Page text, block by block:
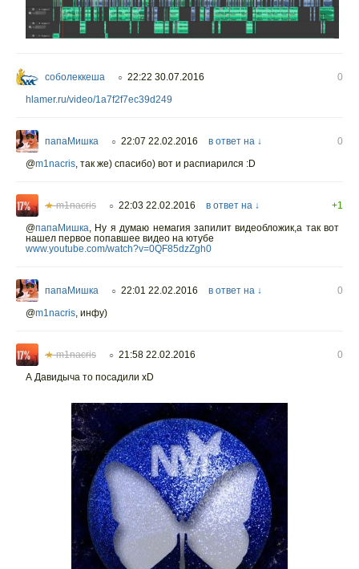
соболеккеша ○ 22:22 30.07.2016
0
hlamer.ru/video/1a7f2f7ec39d249
папаМишка ○ 22:07 22.02.2016 в ответ на ↓
0
@m1nacris, так же) спасибо) вот и распиарился :D
★m1nacris ○ 22:03 22.02.2016 в ответ на ↓
+1
@папаМишка, Ну я думаю немагия запилит видеобложик,а так вот
нашел первое попавшее видео на ютубе
www.youtube.com/watch?v=0QF85dzZgh0
папаМишка ○ 22:01 22.02.2016 в ответ на ↓
0
@m1nacris, инфу)
★m1nacris ○ 21:58 22.02.2016
0
А Давидыча то посадили xD